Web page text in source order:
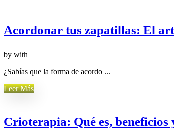
Acordonar tus zapatillas: El
by with
¿Sabías que la forma de acordo ...
Leer Más
Crioterapia: Qué es, beneficios